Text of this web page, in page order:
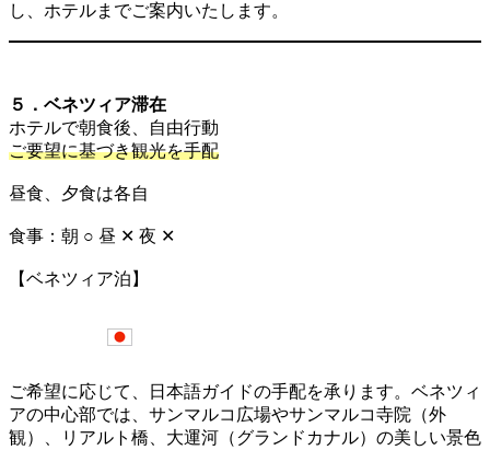
し、ホテルまでご案内いたします。
５．ベネツィア滞在
ホテルで朝食後、自由行動
ご要望に基づき観光を手配
昼食、夕食は各自
食事：朝 ○ 昼 ✕ 夜 ✕
【ベネツィア泊】
ご希望に応じて、日本語ガイドの手配を承ります。ベネツィ
アの中心部では、サンマルコ広場やサンマルコ寺院（外
観）、リアルト橋、大運河（グランドカナル）の美しい景色